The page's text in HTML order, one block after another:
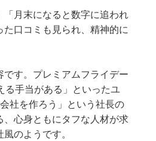
月末になると数字に追われ
口コミも見られ、精神的に
す。プレミアムフライデー
る手当がある」といったユ
社を作ろう」という社長の
心身ともにタフな人材が求
のようです。